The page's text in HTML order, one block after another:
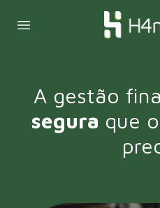
A gestão
segura que